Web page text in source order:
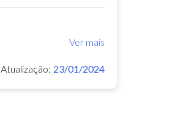
Ver mais
Atualização: 23/01/2024